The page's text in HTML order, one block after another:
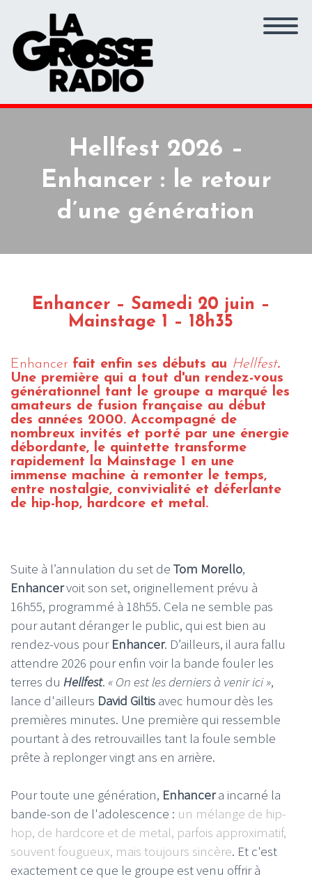
Hellfest 2026 –
Enhancer : le retour
d’une génération
Enhancer – Samedi 20 juin –
Mainstage 1 – 18h35
Enhancer fait enfin ses débuts au Hellfest.
Une première qui a tout d'un rendez-vous
générationnel tant le groupe a marqué les
amateurs de fusion française au début
des années 2000. Accompagné de
nombreux invités et porté par une énergie
débordante, le quintette transforme
rapidement la Mainstage 1 en une
immense machine à remonter le temps,
entre nostalgie, convivialité et déferlante
de hip-hop, hardcore et metal.
Suite à l’annulation du set de Tom Morello,
Enhancervoit son set, originellement prévu à
16h55, programmé à 18h55. Cela ne semble pas
pour autant déranger le public, qui est bien au
rendez-vous pour Enhancer. D’ailleurs, il aura fallu
attendre 2026 pour enfin voir la bande fouler les
terres du Hellfest. « On est les derniers à venir ici »,
lance d'ailleurs David Giltis avec humour dès les
premières minutes. Une première qui ressemble
pourtant à des retrouvailles tant la foule semble
prête à replonger vingt ans en arrière.
Pour toute une génération, Enhancera incarné la
bande-son de l'adolescence : un mélange de hip-
hop, de hardcore et de metal, parfois approximatif,
souvent fougueux, mais toujours sincère. Et c'est
exactement ce que le groupe est venu offrir à